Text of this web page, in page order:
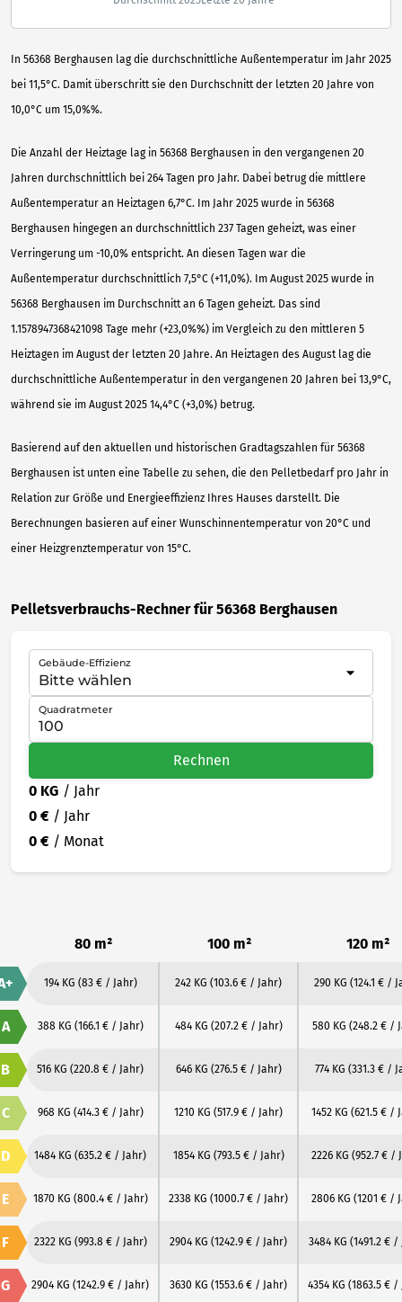
In 56368 Berghausen lag die durchschnittliche Außentemperatur im Jahr 2025
bei 11,5°C. Damit überschritt sie den Durchschnitt der letzten 20 Jahre von
10,0°C um 15,0%%.
Die Anzahl der Heiztage lag in 56368 Berghausen in den vergangenen 20
Jahren durchschnittlich bei 264 Tagen pro Jahr. Dabei betrug die mittlere
Außentemperatur an Heiztagen 6,7°C. Im Jahr 2025 wurde in 56368
Berghausen hingegen an durchschnittlich 237 Tagen geheizt, was einer
Verringerung um -10,0% entspricht. An diesen Tagen war die
Außentemperatur durchschnittlich 7,5°C (+11,0%). Im August 2025 wurde in
56368 Berghausen im Durchschnitt an 6 Tagen geheizt. Das sind
1.1578947368421098 Tage mehr (+23,0%%) im Vergleich zu den mittleren 5
Heiztagen im August der letzten 20 Jahre. An Heiztagen des August lag die
durchschnittliche Außentemperatur in den vergangenen 20 Jahren bei 13,9°C,
während sie im August 2025 14,4°C (+3,0%) betrug.
Basierend auf den aktuellen und historischen Gradtagszahlen für 56368
Berghausen ist unten eine Tabelle zu sehen, die den Pelletbedarf pro Jahr in
Relation zur Größe und Energieeffizienz Ihres Hauses darstellt. Die
Berechnungen basieren auf einer Wunschinnentemperatur von 20°C und
einer Heizgrenztemperatur von 15°C.
Pelletsverbrauchs-Rechner für 56368 Berghausen
Gebäude-Effizienz
Quadratmeter
Rechnen
0 KG / Jahr
0 € / Jahr
0 € / Monat
80 m² 100 m² 120 m²
194 KG (83 € / Jahr) 242 KG (103.6 € / Jahr) 290 KG (124.1 € /
A 388 KG (166.1 € / Jahr) 484 KG (207.2 € / Jahr) 580 KG (248.2 € /
B 516 KG (220.8 € / Jahr) 646 KG (276.5 € / Jahr) 774 KG (331.3 € /
C 968 KG (414.3 € / Jahr) 1210 KG (517.9 € / Jahr) 1452 KG (621.5 € /
D 1484 KG (635.2 € / Jahr) 1854 KG (793.5 € / Jahr) 2226 KG (952.7 € /
E 1870 KG (800.4 € / Jahr) 2338 KG (1000.7 € / Jahr) 2806 KG (1201 € /
F 2322 KG (993.8 € / Jahr) 2904 KG (1242.9 € / Jahr) 3484 KG (1491.2 € /
G 2904 KG (1242.9 € / Jahr) 3630 KG (1553.6 € / Jahr) 4354 KG (1863.5 € /